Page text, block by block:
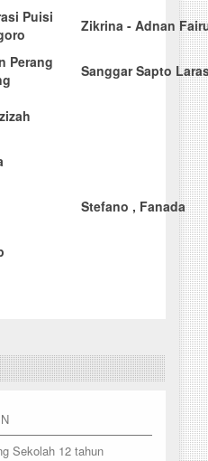
Puisi
Zikrina - Adnan
Perang
Sanggar Sapto
Stefano , Fanada
Sekolah 12 tahun